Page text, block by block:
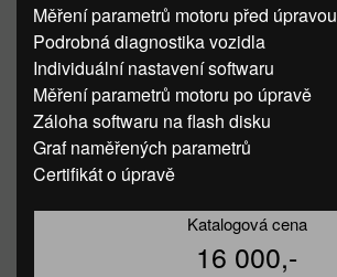
Měření parametrů motoru před úpravou
Podrobná diagnostika vozidla
Individuální nastavení softwaru
Měření parametrů motoru po úpravě
Záloha softwaru na flash disku
Graf naměřených parametrů
Certifikát o úpravě
Katalogová cena
16 000,-